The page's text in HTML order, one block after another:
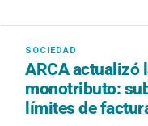
ARCA actualizó
monotributo:
límites de